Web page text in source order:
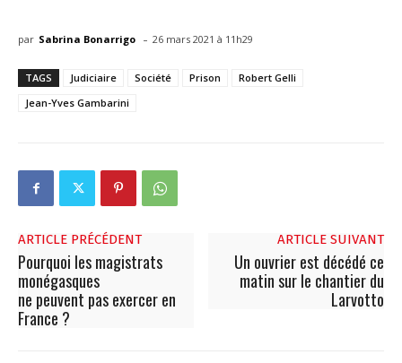
par Sabrina Bonarrigo - 26 mars 2021 à 11h29
TAGS Judiciaire Société Prison
Robert Gelli
Jean-Yves Gambarini
ARTICLE PRÉCÉDENT
Pourquoi les magistrats
monégasques
ne peuvent pas exercer en
France ?
ARTICLE SUIVANT
Un ouvrier est décédé ce
matin sur le chantier du
Larvotto